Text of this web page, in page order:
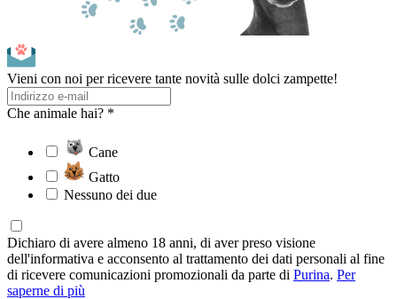
Vieni con noi per ricevere tante novità sulle dolci zampette!
Che animale hai? *
Cane
Gatto
Nessuno dei due
Dichiaro di avere almeno 18 anni, di aver preso visione
dell'informativa e acconsento al trattamento dei dati personali al fine
di ricevere comunicazioni promozionali da parte di Purina. Per
saperne di più